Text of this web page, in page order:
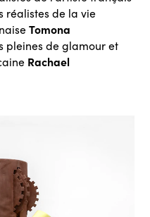
réalistes de la vie
Tomona
pleines de glamour et
Rachael